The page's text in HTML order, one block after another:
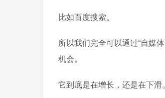
比如百度搜索。
所以我们完全可以通过“自媒
机会。
它到底是在增长，还是在下滑。